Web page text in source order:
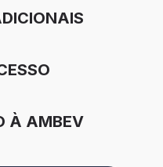
À AMBEV